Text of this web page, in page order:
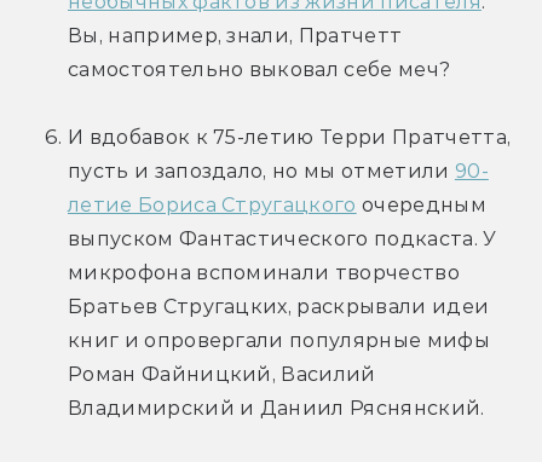
Вы, например, знали, Пратчетт
самостоятельно выковал себе меч?
И вдобавок к 75-летию Терри Пратчетта,
пусть и запоздало, но мы отметили 90-
летие Бориса Стругацкого очередным
выпуском Фантастического подкаста. У
микрофона вспоминали творчество
Братьев Стругацких, раскрывали идеи
книг и опровергали популярные мифы
Роман Файницкий, Василий
Владимирский и Даниил Ряснянский.